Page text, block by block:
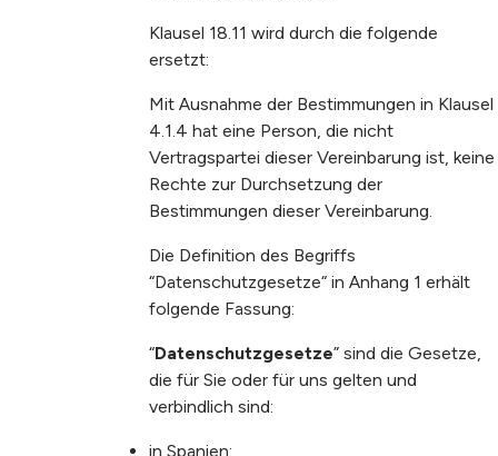
Klausel 18.11 wird durch die folgende
ersetzt:
Mit Ausnahme der Bestimmungen in Klausel
4.1.4 hat eine Person, die nicht
Vertragspartei dieser Vereinbarung ist, keine
Rechte zur Durchsetzung der
Bestimmungen dieser Vereinbarung.
Die Definition des Begriffs
“Datenschutzgesetze“ in Anhang 1 erhält
folgende Fassung:
“Datenschutzgesetze”sind die Gesetze,
die für Sie oder für uns gelten und
verbindlich sind:
in Spanien: